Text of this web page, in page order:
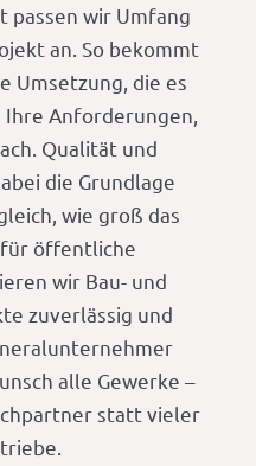
passen wir Umfang
an. So bekommt
Umsetzung, die es
Ihre Anforderungen,
Qualität und
die Grundlage
wie groß das
öffentliche
wir Bau- und
zuverlässig und
alle Gewerke –
statt vieler